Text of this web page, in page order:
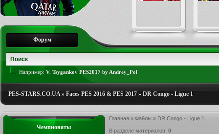
Форум
Например: V. Tsygankov PES2017 by Andrey_Pol
PES-STARS.CO.UA» Faces PES 2016 & PES 2017 » DR Congo - Ligue 1
Главная » Файлы » DR Congo - Ligue 1
В разделе материалов: 0
Чемпионаты